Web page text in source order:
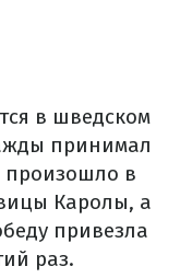
в шведском
принимал
произошло в
Каролы, а
привезла
раз.